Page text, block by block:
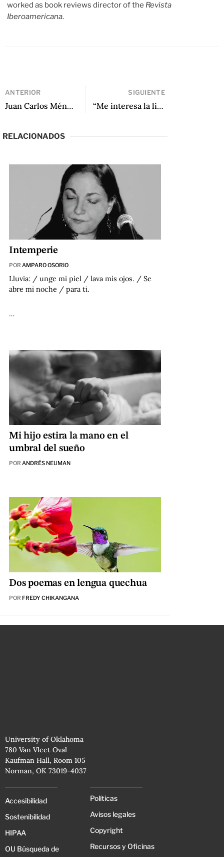
worked as book reviews director of the Revista
Iberoamericana.
ANTERIOR
Juan Carlos Méndez Guédez: Desafíos del mercado y transparencia afectiva
SIGUIENTE
“Me interesa la literatura que se asoma al abismo”: Una conversación con Juan Carlos Méndez Guédez sobre la escritura, el chavismo en Venezuela y lo que llevan Los maletines
RELACIONADOS
Intemperie
POR AMPARO OSORIO
Lluvia: / unge mi piel / lava mis ojos. / Se
abre mi noche / para ti.
…
Mi hijo estira la mano en el
umbral del sueño
POR ANDRÉS NEUMAN
Dos poemas en lengua quechua
POR FREDY CHIKANGANA
University of Oklahoma
780 Van Vleet Oval
Kaufman Hall, Room 105
Norman, OK 73019-4037
Accesibilidad
Sostenibilidad
HIPAA
OU Búsqueda de
Políticas
Avisos legales
Copyright
Recursos y Oficinas